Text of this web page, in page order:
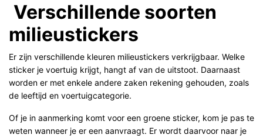
Verschillende soorten
milieustickers
Er zijn verschillende kleuren milieustickers verkrijgbaar. Welke
sticker je voertuig krijgt, hangt af van de uitstoot. Daarnaast
worden er met enkele andere zaken rekening gehouden, zoals
de leeftijd en voertuigcategorie.
Of je in aanmerking komt voor een groene sticker, kom je pas te
weten wanneer je er een aanvraagt. Er wordt daarvoor naar je